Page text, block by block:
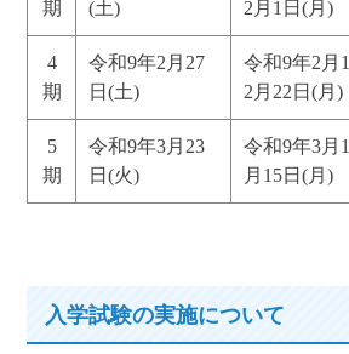
期 (土) 2月1日(月)
4
期
令和9年2月27
日(土)
令和9年2月
2月22日(月)
5
期
令和9年3月23
日(火)
令和9年3月
月15日(月)
入学試験の実施について